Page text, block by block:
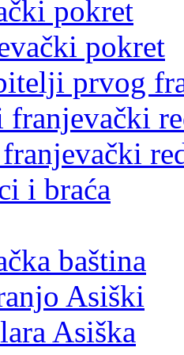
pokret
pokret
prvog
franjevački
i braća
baština
Asiški
Asiška